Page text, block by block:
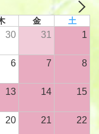
金 土
30 31 1
6 7 8
13 14 15
20 21 22